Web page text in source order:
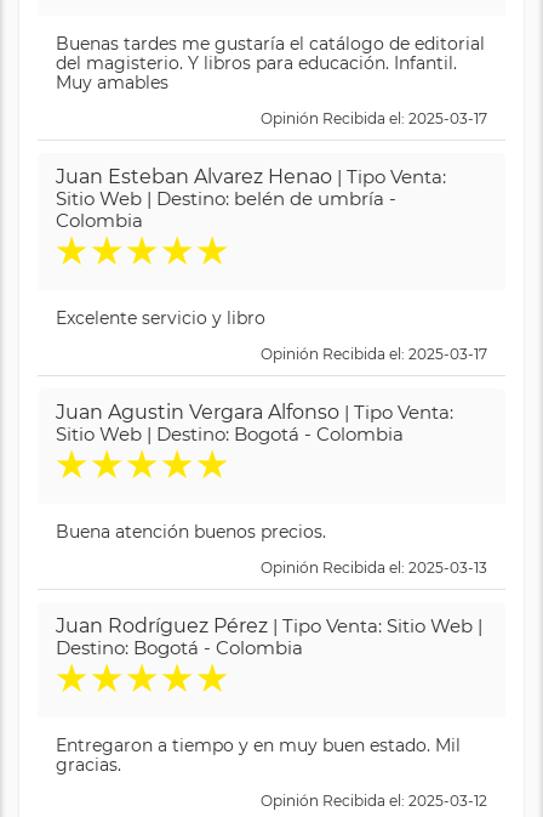
Buenas tardes me gustaría el catálogo de editorial
del magisterio. Y libros para educación. Infantil.
Muy amables
Opinión Recibida el: 2025-03-17
Juan Esteban Alvarez Henao | Tipo Venta:
Sitio Web | Destino: belén de umbría -
Colombia
★★★★★
Excelente servicio y libro
Opinión Recibida el: 2025-03-17
Juan Agustin Vergara Alfonso | Tipo Venta:
Sitio Web | Destino: Bogotá - Colombia
★★★★★
Buena atención buenos precios.
Opinión Recibida el: 2025-03-13
Juan Rodríguez Pérez | Tipo Venta: Sitio Web |
Destino: Bogotá - Colombia
★★★★★
Entregaron a tiempo y en muy buen estado. Mil
gracias.
Opinión Recibida el: 2025-03-12